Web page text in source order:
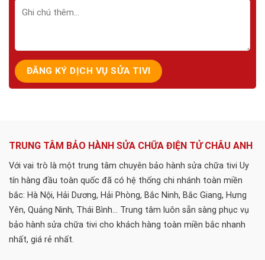
TRUNG TÂM BẢO HÀNH SỬA CHỮA ĐIỆN TỬ CHÂU ANH
Với vai trò là một trung tâm chuyên bảo hành sửa chữa tivi Uy
tín hàng đầu toàn quốc đã có hệ thống chi nhánh toàn miền
bắc: Hà Nội, Hải Dương, Hải Phòng, Bắc Ninh, Bắc Giang, Hưng
Yên, Quảng Ninh, Thái Bình... Trung tâm luôn sẵn sàng phục vụ
bảo hành sửa chữa tivi cho khách hàng toàn miền bắc nhanh
nhất, giá rẻ nhất.